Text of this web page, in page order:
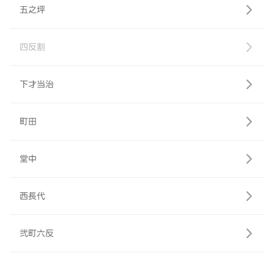
五之坪
四反割
下才当治
町田
堂中
西長代
弐町六反